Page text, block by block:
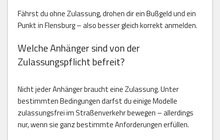
Fährst du ohne Zulassung, drohen dir ein Bußgeld und ein
Punkt in Flensburg – also besser gleich korrekt anmelden.
Welche Anhänger sind von der
Zulassungspflicht befreit?
Nicht jeder Anhänger braucht eine Zulassung. Unter
bestimmten Bedingungen darfst du einige Modelle
zulassungsfrei im Straßenverkehr bewegen – allerdings
nur, wenn sie ganz bestimmte Anforderungen erfüllen.